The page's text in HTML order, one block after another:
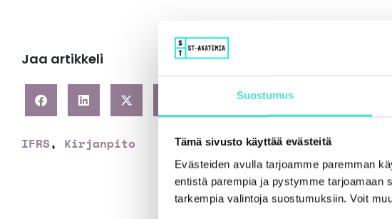
Suostumus
Tämä sivusto käyttää evästeitä
Evästeiden avulla tarjoamme paremman
entistä parempia ja pystymme tarjoamaan
tarkempia valintoja suostumuksiin. Voit
Jaa artikkeli
IFRS, Kirjanpito